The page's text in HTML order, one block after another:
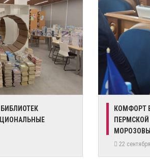
БИБЛИОТЕК
​КОМФОРТ
22